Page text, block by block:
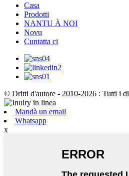
Casa
Prodotti
NANTU À NOI
Novu
Cuntatta ci
© Dritti d'autore - 2010-2026 : Tutti i
Mandà un email
Whatsapp
x